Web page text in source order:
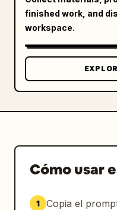
finished work, and
workspace.
Cómo usar
1 Copia el